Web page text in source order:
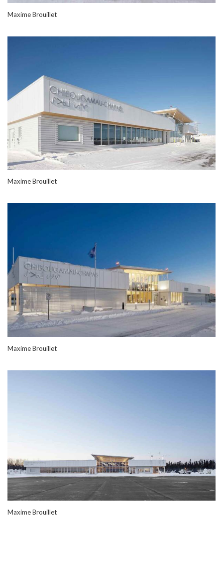
Maxime Brouillet
Maxime Brouillet
Maxime Brouillet
Maxime Brouillet